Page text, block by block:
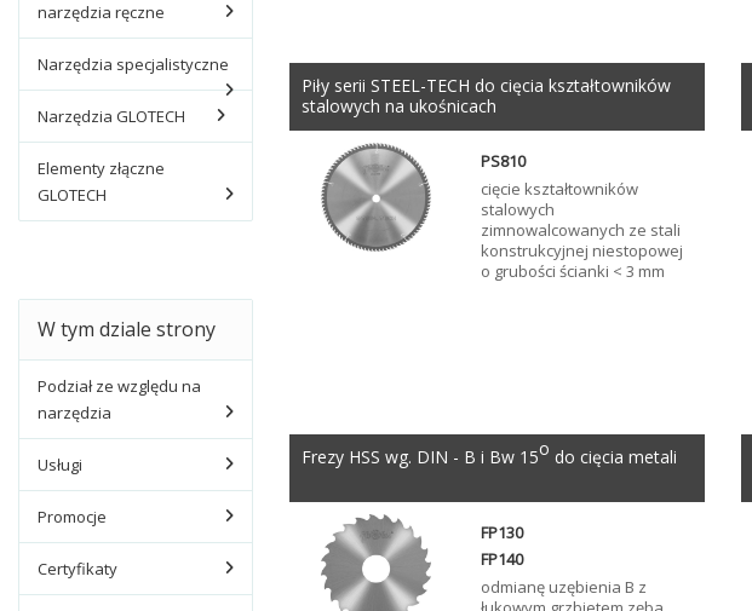
narzędzia ręczne
Narzędzia specjalistyczne
Narzędzia GLOTECH
Elementy złączne
GLOTECH
W tym dziale strony
Podział ze względu na
narzędzia
Usługi
Promocje
Certyfikaty
Piły serii STEEL-TECH do cięcia kształtowników
stalowych na ukośnicach
PS810
cięcie kształtowników
stalowych
zimnowalcowanych ze stali
konstrukcyjnej niestopowej
o grubości ścianki < 3 mm
Frezy HSS wg. DIN - B i Bw 15o do cięcia metali
FP130
FP140
odmianę uzębienia B z